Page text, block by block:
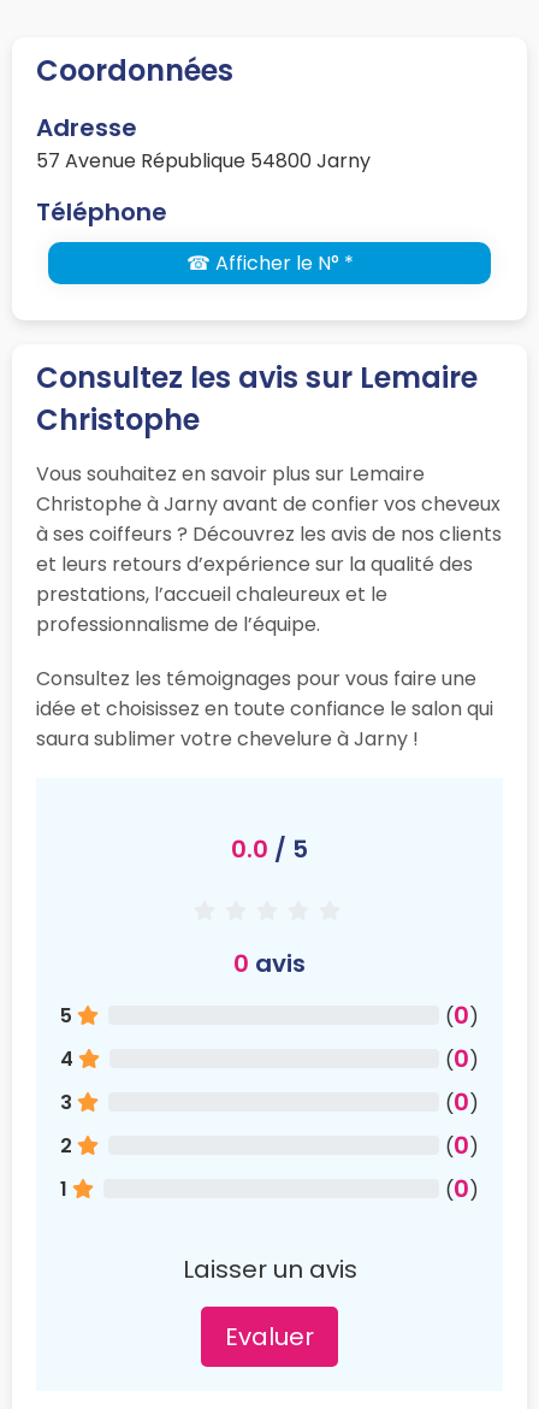
Coordonnées
Adresse
57 Avenue République 54800 Jarny
Téléphone
☎ Afficher le N° *
Consultez les avis sur Lemaire
Christophe
Vous souhaitez en savoir plus sur Lemaire
Christophe à Jarny avant de confier vos cheveux
à ses coiffeurs ? Découvrez les avis de nos clients
et leurs retours d’expérience sur la qualité des
prestations, l’accueil chaleureux et le
professionnalisme de l’équipe.
Consultez les témoignages pour vous faire une
idée et choisissez en toute confiance le salon qui
saura sublimer votre chevelure à Jarny !
0.0 / 5
0 avis
5 (0)
4
(0)
3
(0)
2
(0)
1
(0)
Laisser un avis
Evaluer